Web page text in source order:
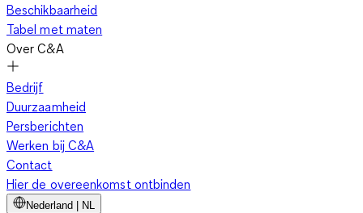
Beschikbaarheid
Tabel met maten
Over C&A
Bedrijf
Duurzaamheid
Persberichten
Werken bij C&A
Contact
Hier de overeenkomst ontbinden
Nederland | NL